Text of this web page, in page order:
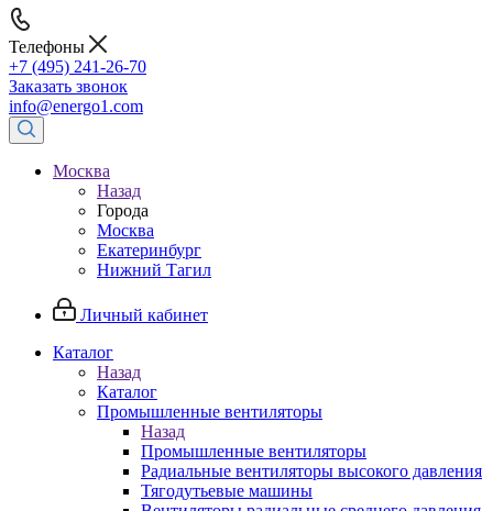
Телефоны
+7 (495) 241-26-70
Заказать звонок
info@energo1.com
Москва
Назад
Города
Москва
Екатеринбург
Нижний Тагил
Личный кабинет
Каталог
Назад
Каталог
Промышленные вентиляторы
Назад
Промышленные вентиляторы
Радиальные вентиляторы высокого давления
Тягодутьевые машины